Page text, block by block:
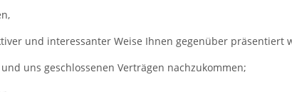
und interessanter Weise Ihnen gegenüber präsentiert
uns geschlossenen Verträgen nachzukommen;